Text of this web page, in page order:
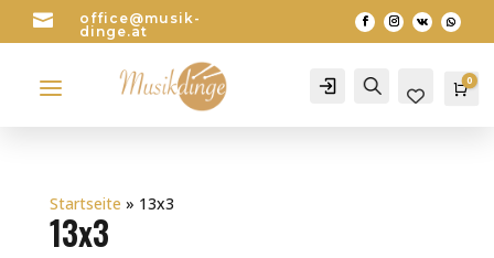

office@musik-
dinge.at
a Account Search 0
Startseite » 13x3
13x3